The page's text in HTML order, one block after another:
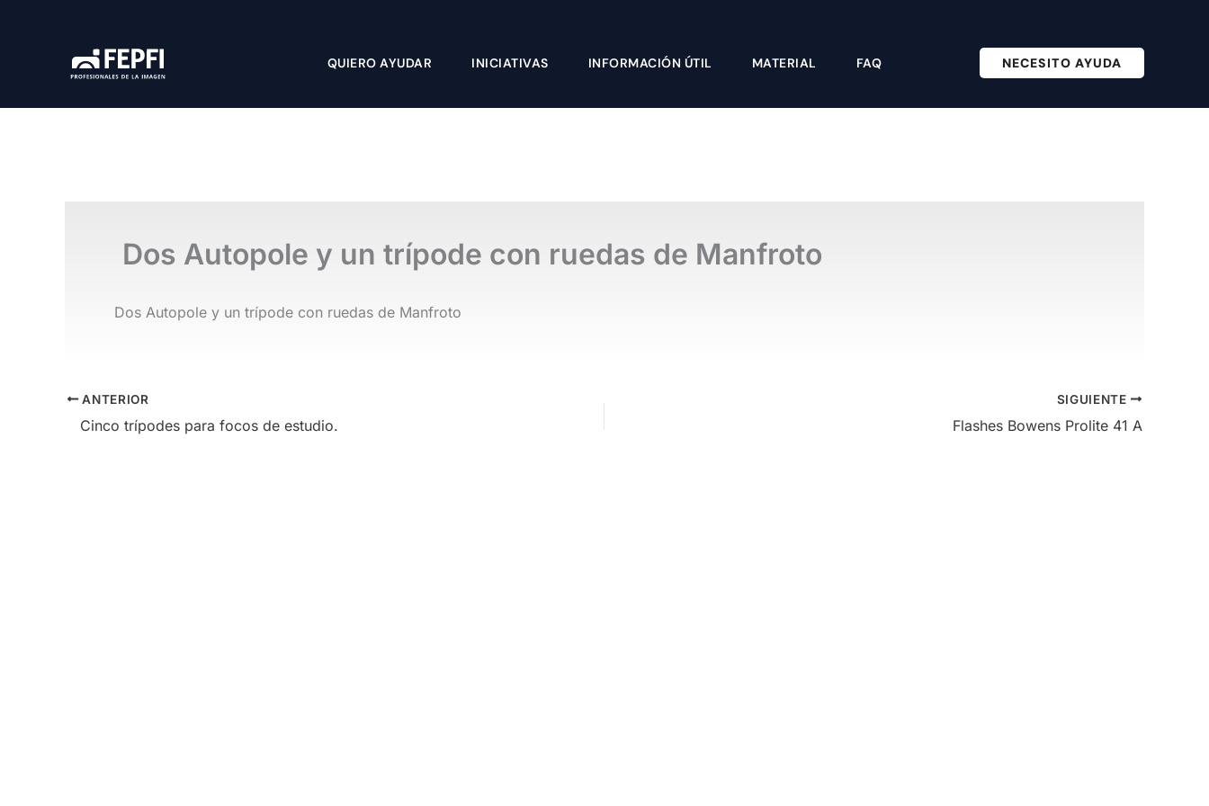
QUIERO AYUDAR INICIATIVAS INFORMACIÓN ÚTIL MATERIAL FAQ NECESITO AYUDA
Dos Autopole y un trípode con ruedas de Manfroto
Dos Autopole y un trípode con ruedas de Manfroto
ANTERIOR
Cinco trípodes para focos de estudio.
SIGUIENTE
Flashes Bowens Prolite 41 A